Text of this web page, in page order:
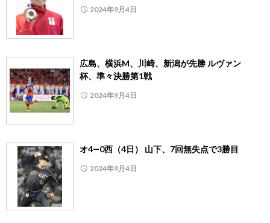
2024年9月4日
広島、横浜M、川崎、新潟が先勝 ルヴァン
杯、準々決勝第1戦
2024年9月4日
オ4―0西（4日） 山下、7回無失点で3勝目
2024年9月4日